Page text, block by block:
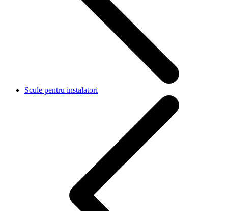
Scule pentru instalatori